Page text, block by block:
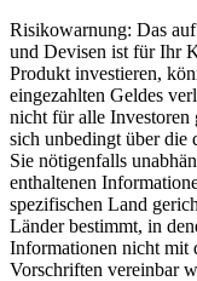
Risikowarnung: Das
und Devisen ist für Ihr
Produkt investieren,
eingezahlten Geldes
nicht für alle Investoren
sich unbedingt über die
Sie nötigenfalls
enthaltenen
spezifischen Land
Länder bestimmt, in
Informationen nicht mit
Vorschriften vereinbar